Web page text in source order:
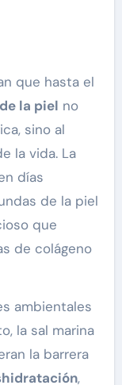
que hasta el
la piel no
sino al
la vida. La
días
de la piel
que
de colágeno
ambientales
la sal marina
la barrera
,